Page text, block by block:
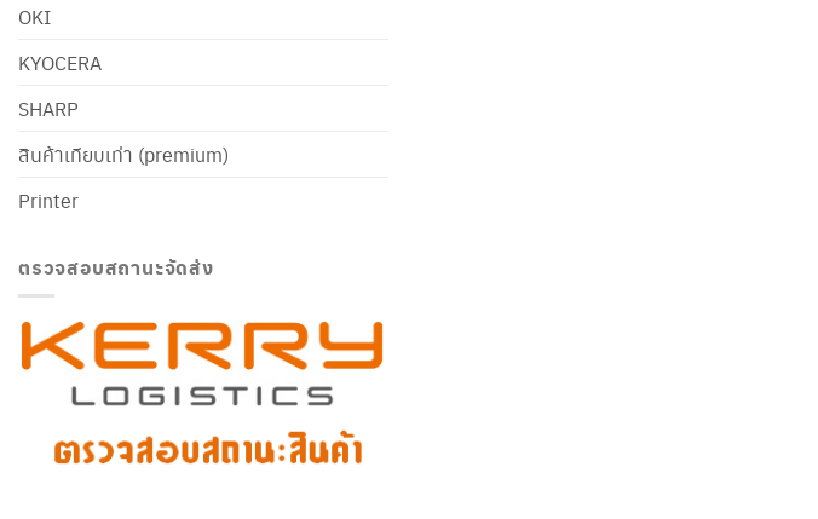
OKI
KYOCERA
SHARP
สินค้าเทียบเท่า (premium)
Printer
ตรวจสอบสถานะจัดส่ง